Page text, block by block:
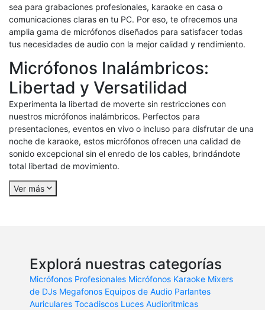
sea para grabaciones profesionales, karaoke en casa o
comunicaciones claras en tu PC. Por eso, te ofrecemos una
amplia gama de micrófonos diseñados para satisfacer todas
tus necesidades de audio con la mejor calidad y rendimiento.
Micrófonos Inalámbricos:
Libertad y Versatilidad
Experimenta la libertad de moverte sin restricciones con
nuestros micrófonos inalámbricos. Perfectos para
presentaciones, eventos en vivo o incluso para disfrutar de una
noche de karaoke, estos micrófonos ofrecen una calidad de
sonido excepcional sin el enredo de los cables, brindándote
total libertad de movimiento.
Ver más
Explorá nuestras categorías
Micrófonos Profesionales Micrófonos Karaoke Mixers
de DJs Megafonos Equipos de Audio Parlantes
Auriculares Tocadiscos Luces Audioritmicas